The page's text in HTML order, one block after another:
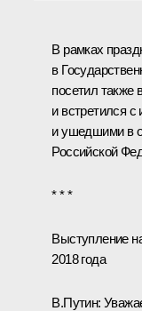
В рамках
в
посетил также
и встретился
и ушедшими в
Российской
* * *
Выступление
2018 года
В.Путин: